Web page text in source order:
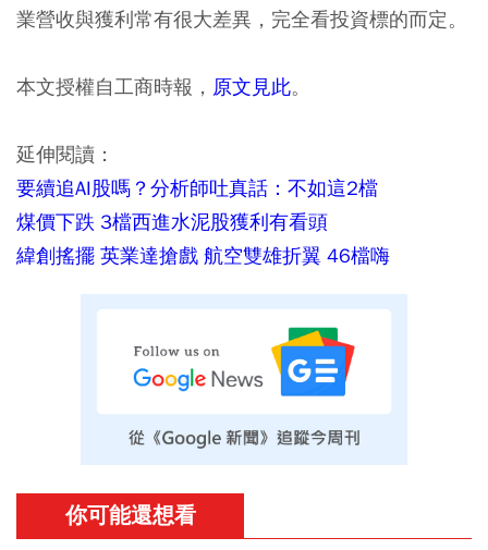
業營收與獲利常有很大差異，完全看投資標的而定。
本文授權自工商時報， 原文見此。
延伸閱讀：
要續追AI股嗎？分析師吐真話：不如這2檔
煤價下跌 3檔西進水泥股獲利有看頭
緯創搖擺 英業達搶戲 航空雙雄折翼 46檔嗨